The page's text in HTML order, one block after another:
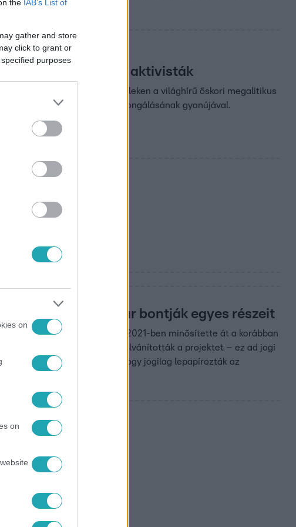
the IAB’s List of
gather and store
click to grant or
purposes
on
on
t környezetvédelmi aktivisták
interneten látható felvételeken a világhírű őskori megalitikus
az ősi műemlék megrongálásának gyanújával.
ha olasz
épülete, ma már bontják egyes részeit
egy részét. A kormány 2021-ben minősítette át a korábban
kiemelt beruházássá nyilvánították a projektet – ez ad jogi
tesz. Azt mondja: lehet, hogy jogilag lepapírozták az